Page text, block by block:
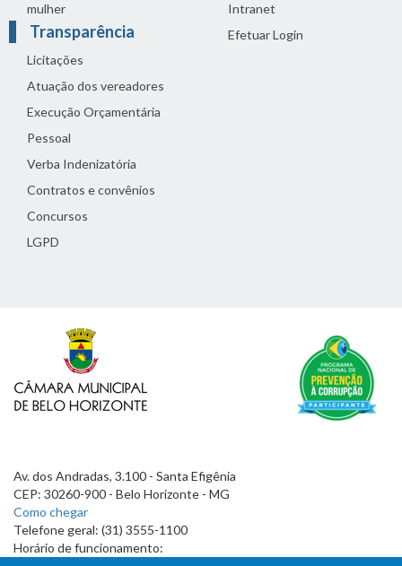
mulher
Transparência
Licitações
Atuação dos vereadores
Execução Orçamentária
Pessoal
Verba Indenizatória
Contratos e convênios
Concursos
LGPD
Intranet
Efetuar Login
Av. dos Andradas, 3.100 - Santa Efigênia
CEP: 30260-900 - Belo Horizonte - MG
Como chegar
Telefone geral: (31) 3555-1100
Horário de funcionamento: